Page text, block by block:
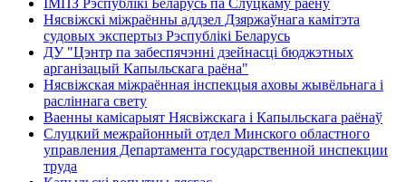
Нясвіжскі міжраённы аддзел Дзяржаўнага камітэта
судовых экспертыз Рэспублікі Беларусь
ДУ "Цэнтр па забеспячэнні дзейнасці бюджэтных
арганізацый Капыльскага раёна"
Нясвіжская міжраённая інспекцыя аховы жывёльнага і
расліннага свету
Ваенны камісарыят Нясвіжскага і Капыльскага раёнаў
Слуцкий межрайонный отдел Минского областного
управления Департамента государственной инспекции
труда